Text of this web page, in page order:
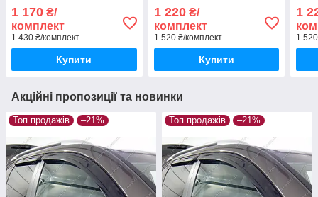
з 2019-
1 170 ₴/
комплект
1 430 ₴/комплект
Купити
1 220₴/
комплект
1 520 ₴/комплект
Купити
1
1
Акційні пропозиції та новинки
Топ продажів –21% Топ продажів –21%